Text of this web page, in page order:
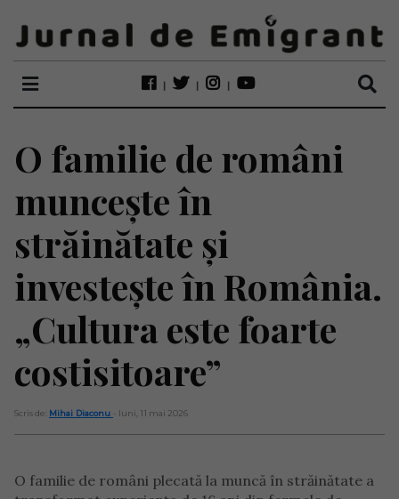
O familie de români
muncește în
străinătate și
investește în România.
„Cultura este foarte
costisitoare”
Scris de: Mihai Diaconu - luni, 11 mai 2026
O familie de români plecată la muncă în străinătate a